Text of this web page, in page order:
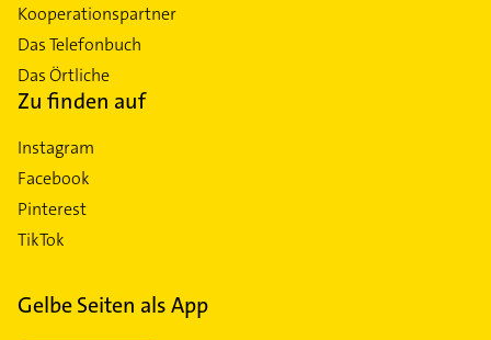
Kooperationspartner
Das Telefonbuch
Das Örtliche
Zu finden auf
Instagram
Facebook
Pinterest
TikTok
Gelbe Seiten als App